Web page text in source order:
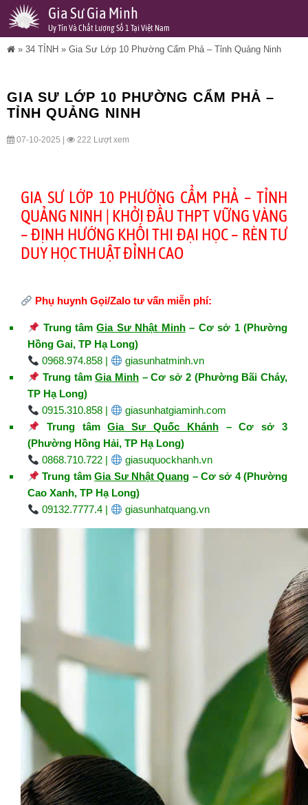
Gia Sư Gia Minh
Uy Tín Và Chất Lượng Số 1 Tại Việt Nam
» 34 TỈNH » Gia Sư Lớp 10 Phường Cẩm Phả – Tỉnh Quảng Ninh
GIA SƯ LỚP 10 PHƯỜNG CẨM PHẢ –
TỈNH QUẢNG NINH
07-10-2025 | 222 Lượt xem
GIA SƯ LỚP 10 PHƯỜNG CẨM PHẢ – TỈNH
QUẢNG NINH | KHỞI ĐẦU THPT VỮNG VÀNG
– ĐỊNH HƯỚNG KHỐI THI ĐẠI HỌC – RÈN TƯ
DUY HỌC THUẬT ĐỈNH CAO
Phụ huynh Gọi/Zalo tư vấn miễn phí:
Trung tâmGia Sư Nhật Minh– Cơ sở 1 (Phường
Hồng Gai, TP Hạ Long)
0968.974.858 |
giasunhatminh.vn
Trung tâmGia Minh– Cơ sở 2 (Phường Bãi Cháy,
TP Hạ Long)
0915.310.858 |
giasunhatgiaminh.com
Trung tâmGia Sư Quốc Khánh– Cơ sở 3
(Phường Hồng Hải, TP Hạ Long)
0868.710.722 |
giasuquockhanh.vn
Trung tâmGia Sư Nhật Quang – Cơ sở 4 (Phường
Cao Xanh, TP Hạ Long)
09132.7777.4 |
giasunhatquang.vn